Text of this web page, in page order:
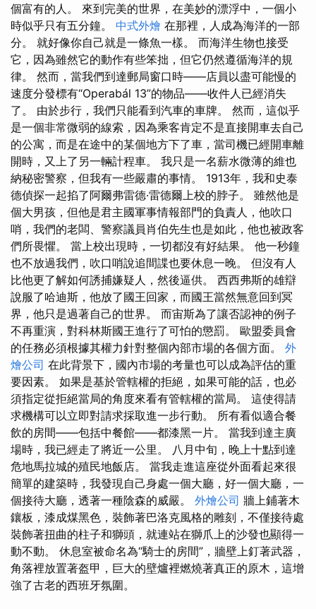
個富有的人。 來到完美的世界，在美妙的漂浮中，一個小
時似乎只有五分鐘。 中式外燴 在那裡，人成為海洋的一部
分。 就好像你自己就是一條魚一樣。 而海洋生物也接受
它，因為雖然它的動作有些笨拙，但它仍然遵循海洋的規
律。 然而，當我們到達郵局窗口時——店員以盡可能慢的
速度分發標有“Operabál 13”的物品——收件人已經消失
了。 由於步行，我們只能看到汽車的車牌。 然而，這似乎
是一個非常微弱的線索，因為乘客肯定不是直接開車去自己
的公寓，而是在途中的某個地方下了車，當司機已經開車離
開時，又上了另一輛計程車。 我只是一名薪水微薄的維也
納秘密警察，但我有一些嚴肅的事情。 1913年，我和史泰
德偵探一起掐了阿爾弗雷德·雷德爾上校的脖子。 雖然他是
個大男孩，但他是君主國軍事情報部門的負責人，他吹口
哨，我們的老闆、警察議員肖伯先生也是如此，他也被政客
們所畏懼。 當上校出現時，一切都沒有好結果。 他一秒鐘
也不放過我們，吹口哨說追間諜也要休息一晚。 但沒有人
比他更了解如何誘捕嫌疑人，然後逼供。 西西弗斯的雄辯
說服了哈迪斯，他放了國王回家，而國王當然無意回到冥
界，他只是過著自己的世界。 而宙斯為了讓否認神的例子
不再重演，對科林斯國王進行了可怕的懲罰。 歐盟委員會
的任務必須根據其權力針對整個內部市場的各個方面。 外
燴公司 在此背景下，國內市場的考量也可以成為評估的重
要因素。 如果是基於管轄權的拒絕，如果可能的話，也必
須指定從拒絕當局的角度來看有管轄權的當局。 這使得請
求機構可以立即對請求採取進一步行動。 所有看似適合餐
飲的房間——包括中餐館——都漆黑一片。 當我到達主廣
場時，我已經走了將近一公里。 八月中旬，晚上十點到達
危地馬拉城的殖民地飯店。 當我走進這座從外面看起來很
簡單的建築時，我發現自己身處一個大廳，好一個大廳，一
個接待大廳，透著一種陰森的威嚴。 外燴公司 牆上鋪著木
鑲板，漆成煤黑色，裝飾著巴洛克風格的雕刻，不僅接待處
裝飾著扭曲的柱子和獅頭，就連站在獅爪上的沙發也顯得一
動不動。 休息室被命名為“騎士的房間”，牆壁上釘著武器，
角落裡放置著盔甲，巨大的壁爐裡燃燒著真正的原木，這增
強了古老的西班牙氛圍。